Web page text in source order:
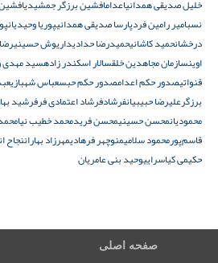
خلیل صدیقی همدانیاعدامافشین برزگر جمشیدی
نسبامیر رامین فردپارسا صدیقی همدانیپوریا وحیدیان
درخشانحمید كاشانیحمیدرضا حدادیداریوش حسینی
اوینسازمان مجاهدین خلقسالار اسکندر زادهسید مهدی
قنواتیصدور حکم اعدامصدور حکم حبسعباس شهبازی
برزگرعلیرضا حبیبیانفرشادفرشاد اعتمادی فرفرشید
محمودیانمحسن حسینیمحسن فریدمحمد خطیب نیا
قاسم‌پورمحمود سلامیمنوچهر فرهادیمهرزاد بهاراننجاح
حکیمی کیاسراییوحید بنی عامریان
صفحه اصلی